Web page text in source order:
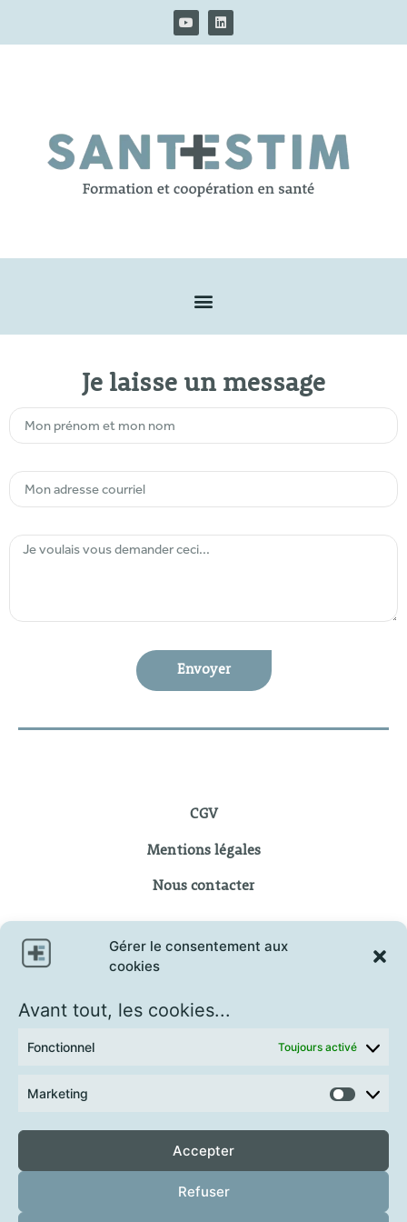
Gérer le consentement aux
cookies
Avant tout, les cookies...
Fonctionnel Toujours activé
Marketing
Accepter
Refuser
Je laisse un message
Envoyer
CGV
Mentions légales
Nous contacter